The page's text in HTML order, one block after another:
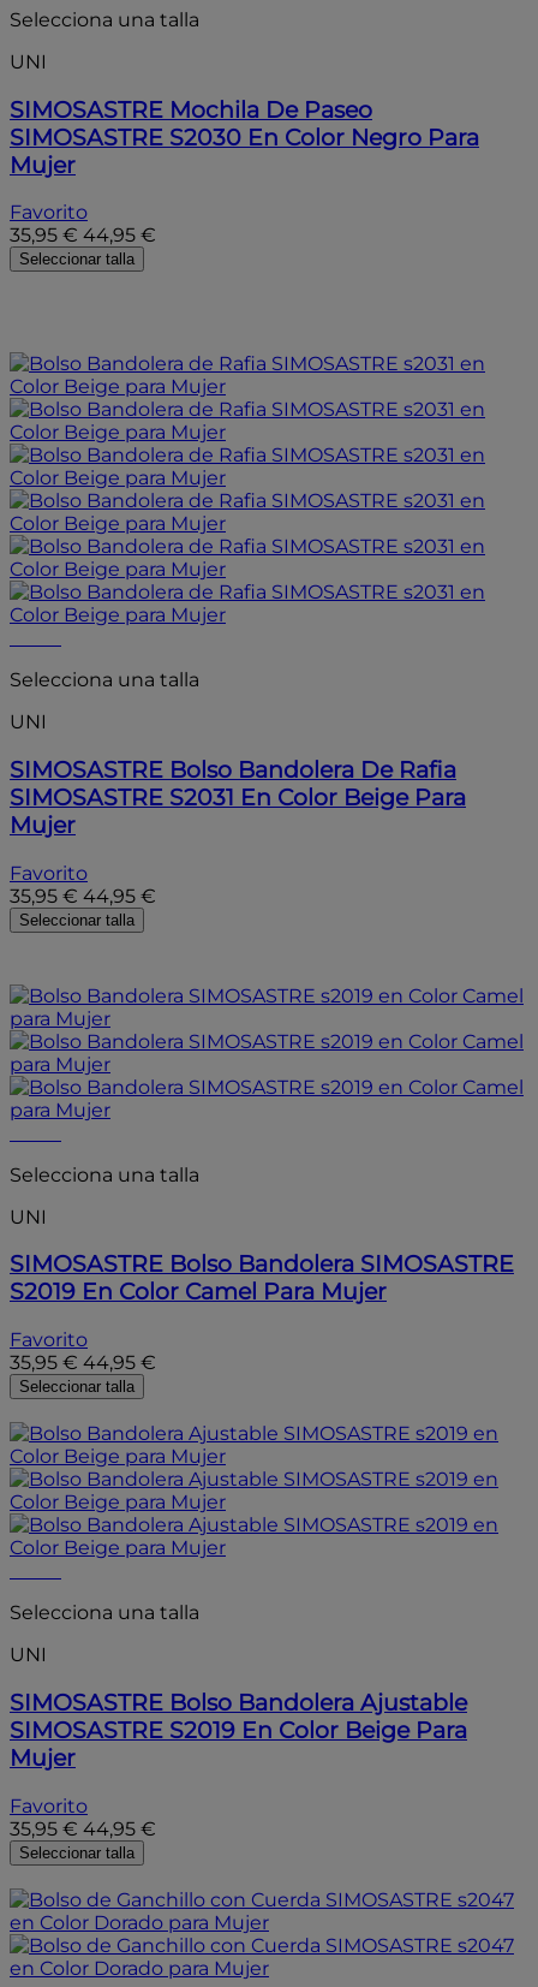
Selecciona una talla
UNI
SIMOSASTRE Mochila De Paseo
SIMOSASTRE S2030 En Color Negro Para
Mujer
Favorito
35,95 € 44,95 €
Seleccionar talla
Selecciona una talla
UNI
SIMOSASTRE Bolso Bandolera De Rafia
SIMOSASTRE S2031 En Color Beige Para
Mujer
Favorito
35,95 € 44,95 €
Seleccionar talla
Selecciona una talla
UNI
SIMOSASTRE Bolso Bandolera SIMOSASTRE
S2019 En Color Camel Para Mujer
Favorito
35,95 € 44,95 €
Seleccionar talla
Selecciona una talla
UNI
SIMOSASTRE Bolso Bandolera Ajustable
SIMOSASTRE S2019 En Color Beige Para
Mujer
Favorito
35,95 € 44,95 €
Seleccionar talla